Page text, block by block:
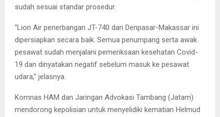
sudah sesuai standar prosedur.
“Lion Air penerbangan JT-740 dari Denpasar-Makassar ini
dipersiapkan secara baik. Semua penumpang serta awak
pesawat sudah menjalani pemeriksaan kesehatan Covid-
19 dan dinyatakan negatif sebelum masuk ke pesawat
udara,” jelasnya.
Komnas HAM dan Jaringan Advokasi Tambang (Jatam)
mendorong kepolisian untuk menyelidiki kematian Helmud